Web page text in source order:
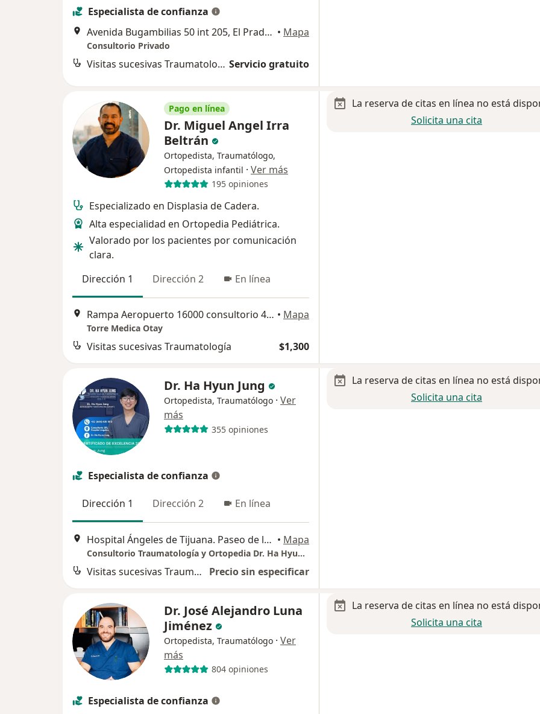
Especialista de confianza
Avenida Bugambilias 50 int 205, El Prado, Tijuana • Mapa
Consultorio Privado
Visitas sucesivas Traumatología Servicio gratuito
Pago en línea
Dr. Miguel Angel Irra
Beltrán
Ortopedista, Traumatólogo,
Ortopedista infantil · Ver más
195 opiniones
Especializado en Displasia de Cadera.
Alta especialidad en Ortopedia Pediátrica.
Valorado por los pacientes por comunicación
clara.
Dirección 1
Dirección 2 En línea
Rampa Aeropuerto 16000 consultorio 402, Tijuana • Mapa
Torre Medica Otay
Visitas sucesivas Traumatología $1,300
La reserva de citas en línea no está
Solicita una cita
Dr. Ha Hyun Jung
Ortopedista, Traumatólogo · Ver
más
355 opiniones
Especialista de confianza
Dirección 1 Dirección 2 En línea
Hospital Ángeles de Tijuana. Paseo de los Héroes 10999-211, Zona Urbana Río, Tijuana, Tijuana • Mapa
Consultorio Traumatología y Ortopedia Dr. Ha Hyun Jung
Visitas sucesivas Traumatología Precio sin especificar
La reserva de citas en línea no está
Solicita una cita
Dr. José Alejandro Luna
Jiménez
Ortopedista, Traumatólogo · Ver
más
804 opiniones
Especialista de confianza
La reserva de citas en línea no está
Solicita una cita